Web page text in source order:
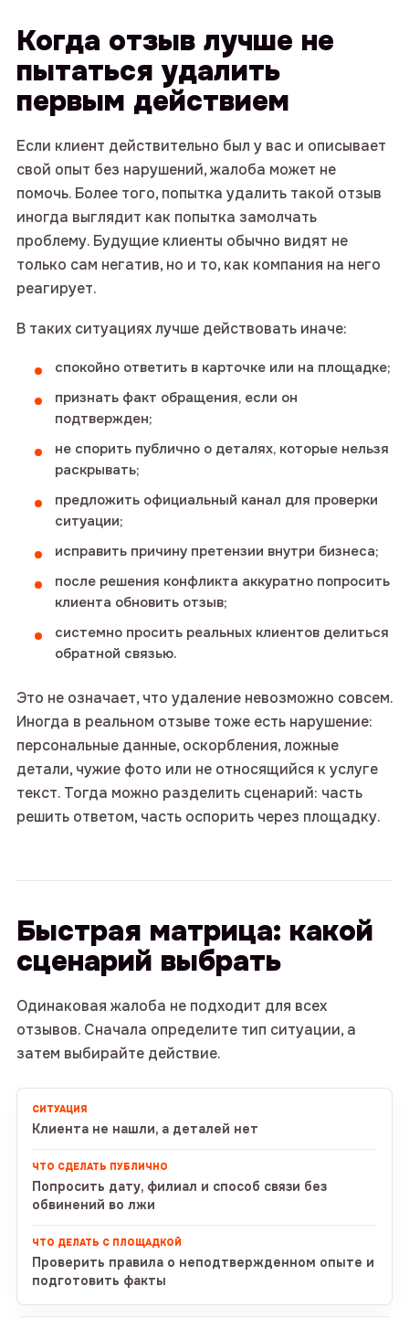
Когда отзыв лучше не
пытаться удалить
первым действием
Если клиент действительно был у вас и описывает
свой опыт без нарушений, жалоба может не
помочь. Более того, попытка удалить такой отзыв
иногда выглядит как попытка замолчать
проблему. Будущие клиенты обычно видят не
только сам негатив, но и то, как компания на него
реагирует.
В таких ситуациях лучше действовать иначе:
спокойно ответить в карточке или на площадке;
признать факт обращения, если он
подтвержден;
не спорить публично о деталях, которые нельзя
раскрывать;
предложить официальный канал для проверки
ситуации;
исправить причину претензии внутри бизнеса;
после решения конфликта аккуратно попросить
клиента обновить отзыв;
системно просить реальных клиентов делиться
обратной связью.
Это не означает, что удаление невозможно совсем.
Иногда в реальном отзыве тоже есть нарушение:
персональные данные, оскорбления, ложные
детали, чужие фото или не относящийся к услуге
текст. Тогда можно разделить сценарий: часть
решить ответом, часть оспорить через площадку.
Быстрая матрица: какой
сценарий выбрать
Одинаковая жалоба не подходит для всех
отзывов. Сначала определите тип ситуации, а
затем выбирайте действие.
Клиента не нашли, а деталей нет
Попросить дату, филиал и способ связи без
обвинений во лжи
Проверить правила о неподтвержденном опыте и
подготовить факты